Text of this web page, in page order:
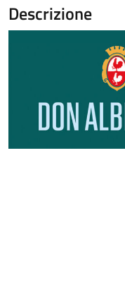
Descrizione